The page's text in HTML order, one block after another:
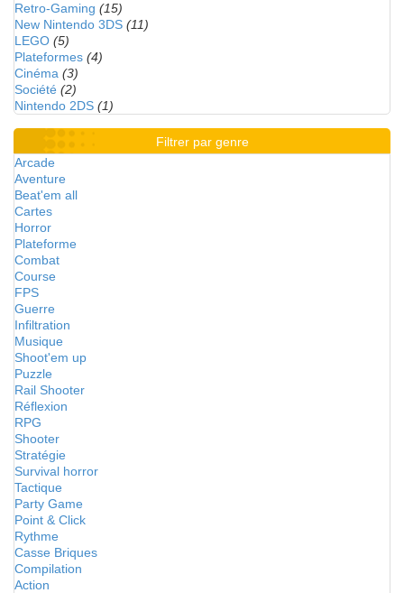
Retro-Gaming (15)
New Nintendo 3DS (11)
LEGO (5)
Plateformes (4)
Cinéma (3)
Société (2)
Nintendo 2DS (1)
Filtrer par genre
Arcade
Aventure
Beat'em all
Cartes
Horror
Plateforme
Combat
Course
FPS
Guerre
Infiltration
Musique
Shoot'em up
Puzzle
Rail Shooter
Réflexion
RPG
Shooter
Stratégie
Survival horror
Tactique
Party Game
Point & Click
Rythme
Casse Briques
Compilation
Action